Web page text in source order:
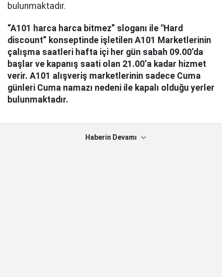
bulunmaktadır.
“A101 harca harca bitmez” sloganı ile "Hard
discount” konseptinde işletilen A101 Marketlerinin
çalışma saatleri hafta içi her gün sabah 09.00’da
başlar ve kapanış saati olan 21.00’a kadar hizmet
verir. A101 alışveriş marketlerinin sadece Cuma
günleri Cuma namazı nedeni ile kapalı olduğu yerler
bulunmaktadır.
Haberin Devamı